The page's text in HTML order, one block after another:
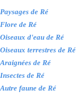
Paysages de Ré
Flore de Ré
Oiseaux d'eau de Ré
Oiseaux terrestres de Ré
Araignées de Ré
Insectes de Ré
Autre faune de Ré